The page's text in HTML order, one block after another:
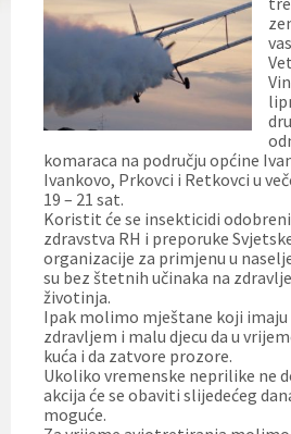
komaraca na području općine
Ivankovo, Prkovci i Retkovci u
19 – 21 sat.
Koristit će se insekticidi
zdravstva RH i preporuke
organizacije za primjenu u
su bez štetnih učinaka na
životinja.
Ipak molimo mještane koji imaju
zdravljem i malu djecu da u
kuća i da zatvore prozore.
Ukoliko vremenske neprilike ne
akcija će se obaviti slijedećeg
moguće.